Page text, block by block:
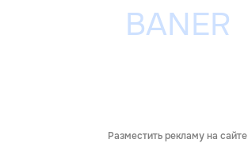
Разместить рекламу на сайте